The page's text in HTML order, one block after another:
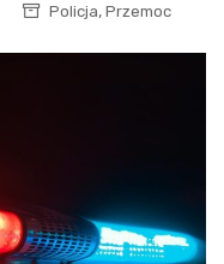
Policja, Przemoc